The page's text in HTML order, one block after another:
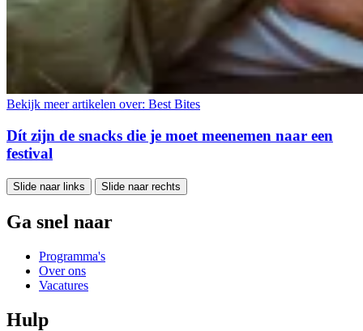
Bekijk meer artikelen over: Best Bites
Dít zijn de snacks die je moet meenemen naar een
festival
Slide naar links Slide naar rechts
Ga snel naar
Programma's
Over ons
Vacatures
Hulp